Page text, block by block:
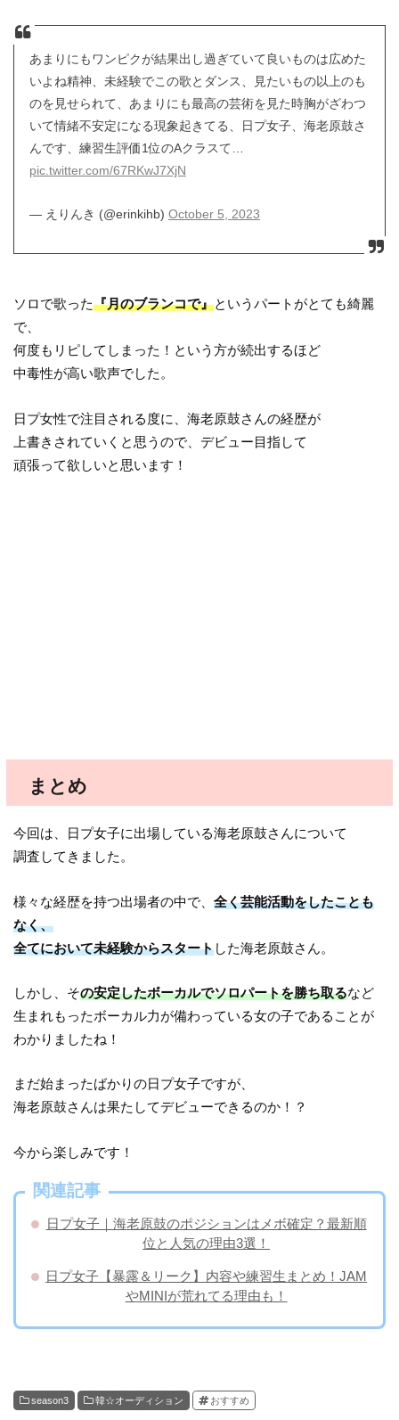
あまりにもワンピクが結果出し過ぎていて良いものは広めた
いよね精神、未経験でこの歌とダンス、見たいもの以上のも
のを見せられて、あまりにも最高の芸術を見た時胸がざわつ
いて情緒不安定になる現象起きてる、日プ女子、海老原鼓さ
んです、練習生評価1位のAクラスて…
pic.twitter.com/67RKwJ7XjN
— えりんき️‍ (@erinkihb) October 5, 2023
ソロで歌った『月のブランコで』というパートがとても綺麗
で、
何度もリピしてしまった！という方が続出するほど
中毒性が高い歌声でした。
日プ女性で注目される度に、海老原鼓さんの経歴が
上書きされていくと思うので、デビュー目指して
頑張って欲しいと思います！
まとめ
今回は、日プ女子に出場している海老原鼓さんについて
調査してきました。
様々な経歴を持つ出場者の中で、全く芸能活動をしたことも
なく、
全てにおいて未経験からスタートした海老原鼓さん。
しかし、その安定したボーカルでソロパートを勝ち取るなど
生まれもったボーカル力が備わっている女の子であることが
わかりましたね！
まだ始まったばかりの日プ女子ですが、
海老原鼓さんは果たしてデビューできるのか！？
今から楽しみです！
関連記事
日プ女子｜海老原鼓のポジションはメボ確定？最新順
位と人気の理由3選！
日プ女子【暴露＆リーク】内容や練習生まとめ！JAM
やMINIが荒れてる理由も！
season3 韓☆オーディション おすすめ